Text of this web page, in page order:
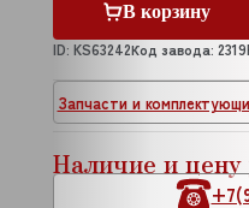
Запчасти и
В корзину
ID: KS63242Код завода:
Наличие и цену